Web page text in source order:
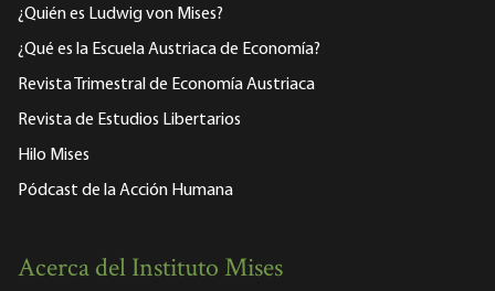
¿Quién es Ludwig von Mises?
¿Qué es la Escuela Austriaca de Economía?
Revista Trimestral de Economía Austriaca
Revista de Estudios Libertarios
Hilo Mises
Pódcast de la Acción Humana
Acerca del Instituto Mises